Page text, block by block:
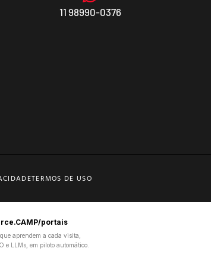
11 98990-0376
TERMOS DE USO
portais
aprendem a cada visita,
e LLMs, em piloto automático.